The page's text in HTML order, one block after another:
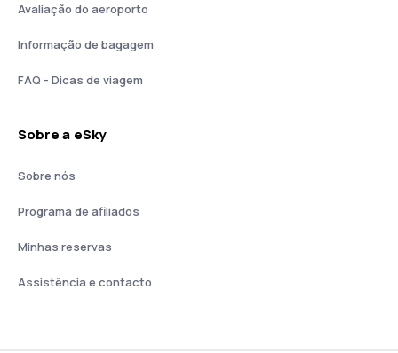
Avaliação do aeroporto
Informação de bagagem
FAQ - Dicas de viagem
Sobre a eSky
Sobre nós
Programa de afiliados
Minhas reservas
Assistência e contacto